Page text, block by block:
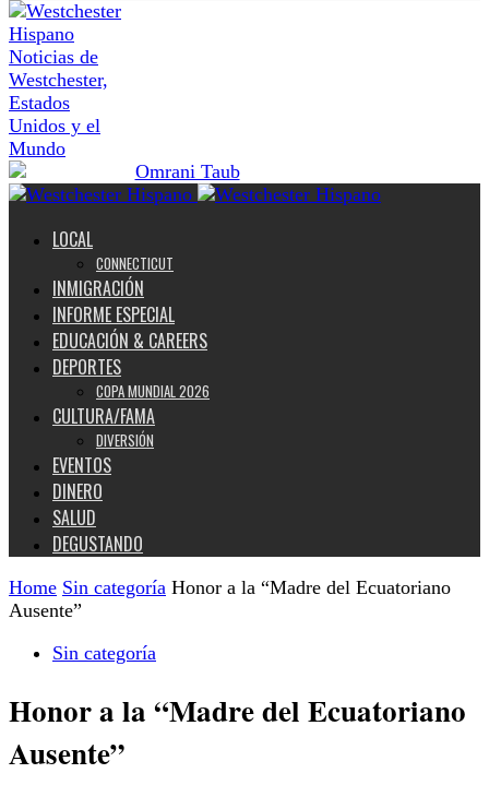
Noticias de
Westchester,
Estados
Unidos y el
Mundo
LOCAL
CONNECTICUT
INMIGRACIÓN
INFORME ESPECIAL
EDUCACIÓN & CAREERS
DEPORTES
COPA MUNDIAL 2026
CULTURA/FAMA
DIVERSIÓN
EVENTOS
DINERO
SALUD
DEGUSTANDO
Home Sin categoría Honor a la “Madre del Ecuatoriano
Ausente”
Sin categoría
Honor a la “Madre del Ecuatoriano
Ausente”